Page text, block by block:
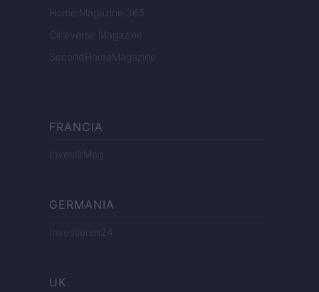
Home Magazine 365
Cineverse Magazine
SecondHomeMagazine
FRANCIA
InvestirMag
GERMANIA
Investieren24
UK